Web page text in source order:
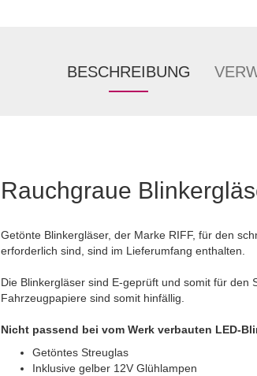
BESCHREIBUNG
Rauchgraue
Getönte Blinkergläser, der Marke RIFF, für den
erforderlich sind, sind im Lieferumfang enthalten.
Die Blinkergläser sind E-geprüft und somit für
Fahrzeugpapiere sind somit hinfällig.
Nicht passend bei vom Werk verbauten LED-
Getöntes Streuglas
Inklusive gelber 12V Glühlampen